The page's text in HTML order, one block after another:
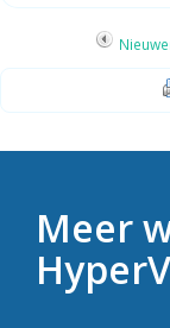
Meer